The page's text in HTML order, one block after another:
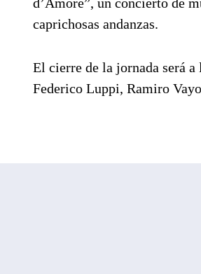
caprichosas andanzas.
El cierre de la jornada será
Federico Luppi, Ramiro